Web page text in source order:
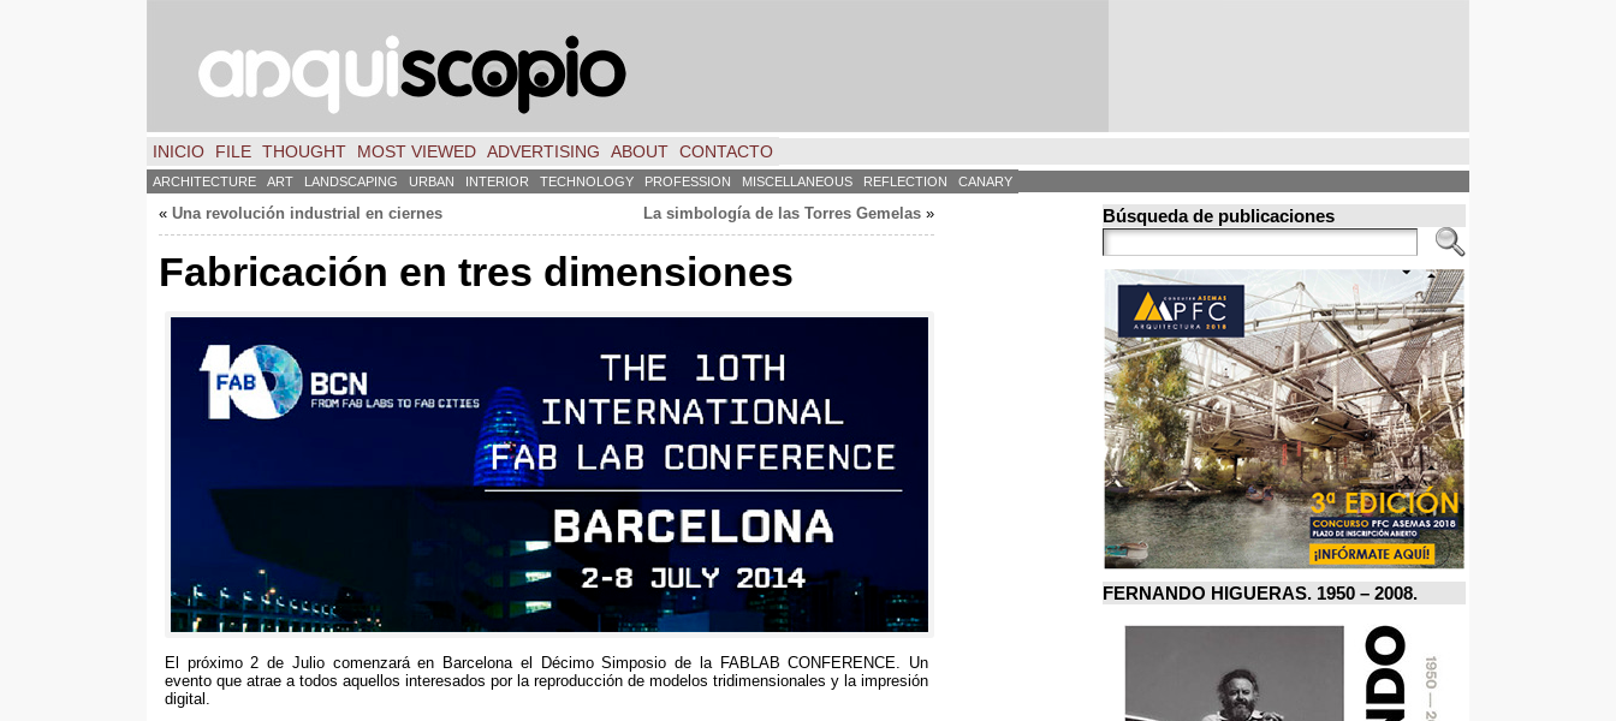
INICIO FILE THOUGHT MOST VIEWED ADVERTISING ABOUT CONTACTO
ARCHITECTURE ART LANDSCAPING URBAN INTERIOR TECHNOLOGY PROFESSION MISCELLANEOUS REFLECTION CANARY
« Una revolución industrial en ciernes La simbología de las Torres Gemelas »
Fabricación en tres dimensiones
El próximo2de Julio comenzará en Barcelona el Décimo Simposio de la FABLAB CONFERENCE
Un
evento que atrae a todos aquellos interesados por la reproducción de modelos tridimensionales y la impresión
digital
Búsqueda de publicaciones
FERNANDO HIGUERAS. 1950 – 2008.